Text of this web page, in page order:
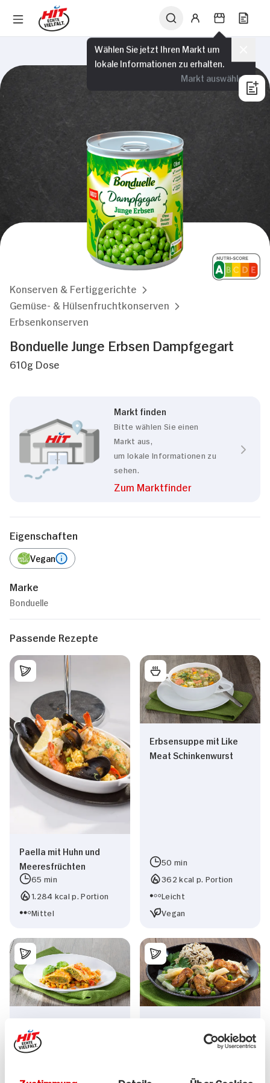
Wählen Sie jetzt Ihren Markt um
lokale Informationen zu erhalten.
Markt auswählen
Konserven & Fertiggerichte
Gemüse- & Hülsenfruchtkonserven
Erbsenkonserven
Bonduelle Junge Erbsen Dampfgegart
610g Dose
Markt finden
Bitte wählen Sie einen
Markt aus,
um lokale Informationen zu
sehen.
Zum Marktfinder
Eigenschaften
Vegan
Marke
Bonduelle
Passende Rezepte
Paella mit Huhn und
Meeresfrüchten
65 min
1.284 kcal p. Portion
Mittel
Erbsensuppe mit Like
Meat Schinkenwurst
50 min
362 kcal p. Portion
Leicht
Vegan
Hühnerfrikassee mit